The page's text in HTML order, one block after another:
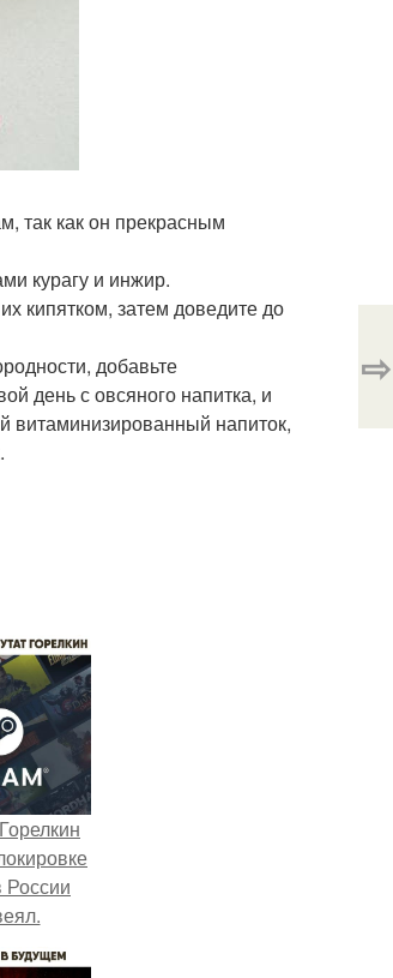
так как он прекрасным
курагу и инжир.
кипятком, затем доведите до
добавьте
день с овсяного напитка, и
витаминизированный напиток,
⇨
России